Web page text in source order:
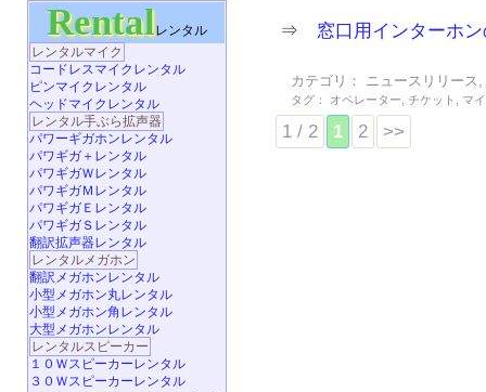
⇒ 窓口用インターホ
カテゴリ： ニュースリリース
タグ： オペレーター チケット マ
1 / 2 1 2 >>
Rentalレンタル
レンタルマイク
コードレスマイクレンタル
ピンマイクレンタル
ヘッドマイクレンタル
レンタル手ぶら拡声器
パワーギガホンレンタル
パワギガ＋レンタル
パワギガＷレンタル
パワギガＭレンタル
パワギガＥレンタル
パワギガＳレンタル
翻訳拡声器レンタル
レンタルメガホン
翻訳メガホンレンタル
小型メガホン丸レンタル
小型メガホン角レンタル
大型メガホンレンタル
レンタルスピーカー
１０Ｗスピーカーレンタル
３０Ｗスピーカーレンタル